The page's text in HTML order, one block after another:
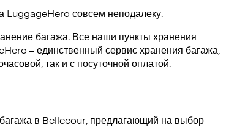
LuggageHero совсем неподалеку.
багажа. Все наши пункты хранения
– единственный сервис хранения багажа,
так и с посуточной оплатой.
в Bellecour, предлагающий на выбор